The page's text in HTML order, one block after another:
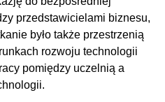
przedstawicielami biznesu,
było także przestrzenią
rozwoju technologii
pomiędzy uczelnią a